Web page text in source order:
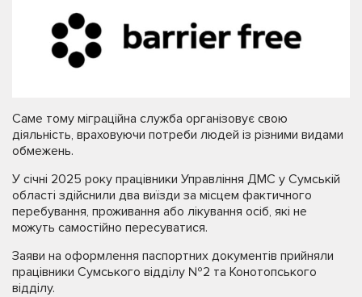
Саме тому міграційна служба організовує свою
діяльність, враховуючи потреби людей із різними видами
обмежень.
У січні 2025 року працівники Управління ДМС у Сумській
області здійснили два виїзди за місцем фактичного
перебування, проживання або лікування осіб, які не
можуть самостійно пересуватися.
Заяви на оформлення паспортних документів прийняли
працівники Сумського відділу №2 та Конотопського
відділу.